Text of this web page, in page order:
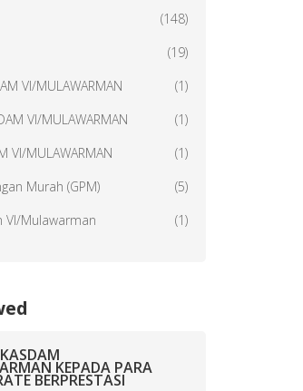
(148)
(19)
VI/MULAWARMAN
(1)
VI/MULAWARMAN
(1)
VI/MULAWARMAN
(1)
Murah (GPM)
(5)
VI/Mulawarman
(1)
KEPADA PARA
BERPRESTASI